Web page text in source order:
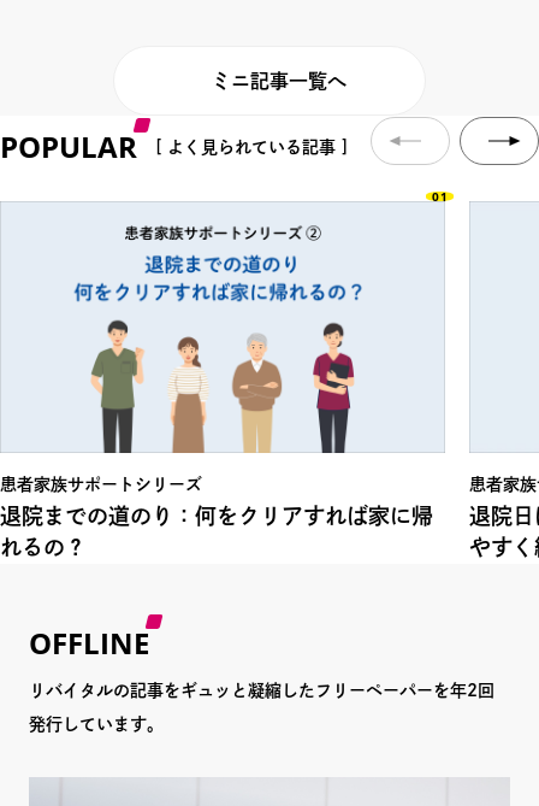
ミニ記事一覧へ
POPULAR [ よく見られている記事 ]
01
患者家族サポートシリーズ
退院までの道のり：何をクリアすれば家に帰
れるの？
患者家
退院日
やすく
OFFLINE
リバイタルの記事をギュッと凝縮したフリーペーパーを年2回
発行しています。